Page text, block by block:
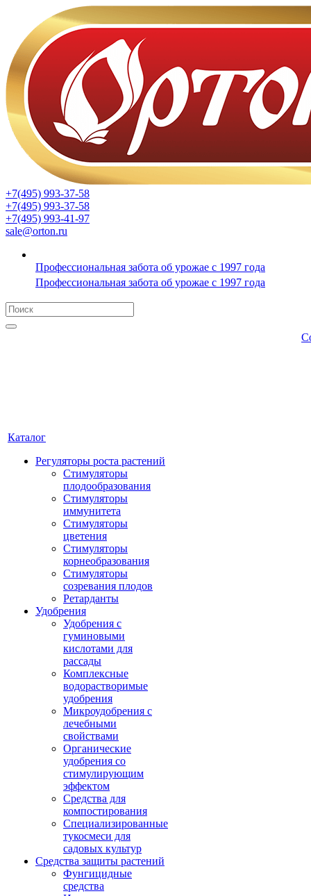
+7(495) 993-37-58
+7(495) 993-37-58
+7(495) 993-41-97
sale@orton.ru
Профессиональная забота об урожае с 1997 года
Профессиональная забота об урожае с 1997 года
Каталог
Регуляторы роста растений
Стимуляторы
плодообразования
Стимуляторы
иммунитета
Стимуляторы
цветения
Стимуляторы
корнеобразования
Стимуляторы
созревания плодов
Ретарданты
Удобрения
Удобрения с
гуминовыми
кислотами для
рассады
Комплексные
водорастворимые
удобрения
Микроудобрения с
лечебными
свойствами
Органические
удобрения со
стимулирующим
эффектом
Средства для
компостирования
Специализированные
тукосмеси для
садовых культур
Средства защиты растений
Фунгицидные
средства